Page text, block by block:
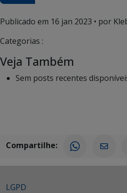
Publicado em 16 jan 2023 • por
Categorias :
Veja Também
Sem posts recentes
Compartilhe:
LGPD